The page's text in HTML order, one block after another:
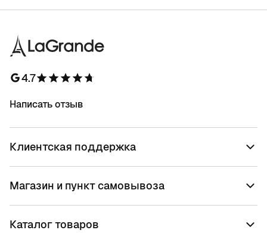
4.7
Написать отзыв
Клиентская поддержка
Магазин и пункт самовывоза
Каталог товаров